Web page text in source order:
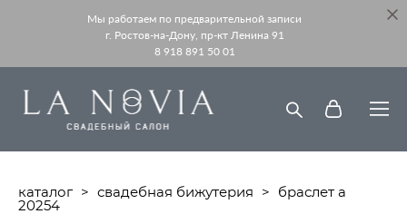
Мы работаем по предварительной записи
г. Ростов-на-Дону, пр-кт Ленина 91
8 918 891 50 01
каталог > свадебная бижутерия >
браслет а
20254